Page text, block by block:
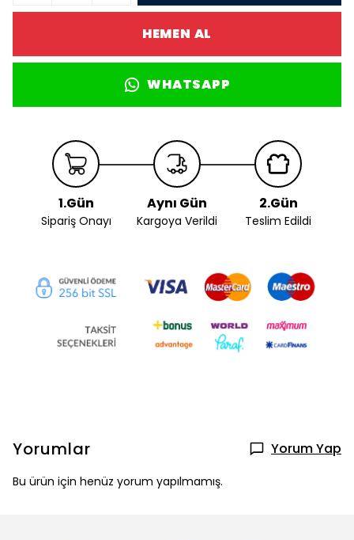
HEMEN AL
WHATSAPP
1.Gün
Sipariş Onayı
Aynı Gün
Kargoya Verildi
2.Gün
Teslim Edildi
Yorumlar Yorum Yap
Bu ürün için henüz yorum yapılmamış.